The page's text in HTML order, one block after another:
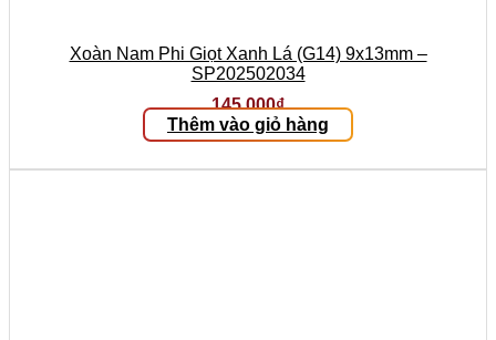
Xoàn Nam Phi Giọt Xanh Lá (G14) 9x13mm –
SP202502034
145.000₫
Thêm vào giỏ hàng